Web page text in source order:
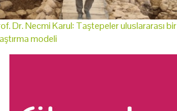
Dr. Necmi Karul: Taştepeler uluslararası bir
modeli